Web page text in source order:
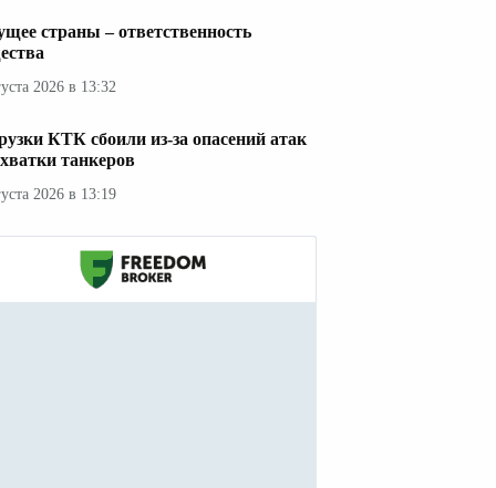
страны – ответственность
2026 в 13:32
КТК сбоили из-за опасений атак
танкеров
2026 в 13:19